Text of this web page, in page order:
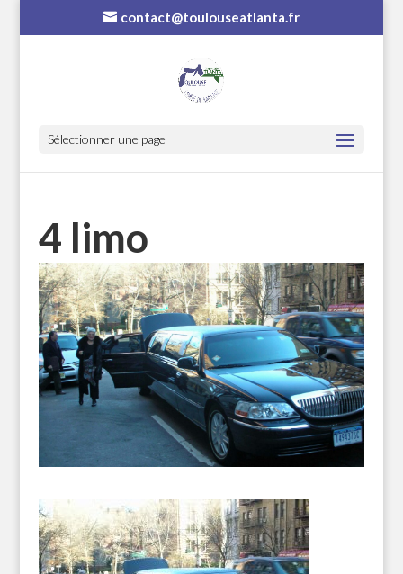
contact@toulouseatlanta.fr
Sélectionner une page
4 limo